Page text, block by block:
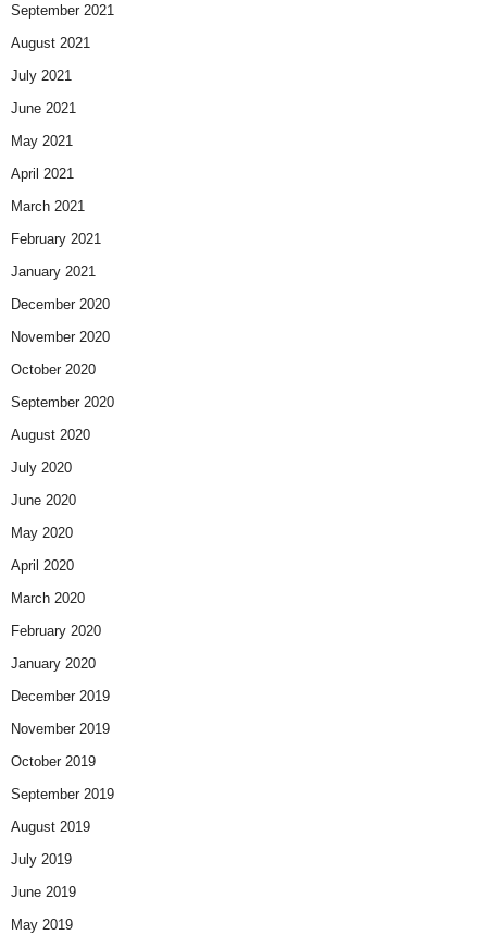
September 2021
August 2021
July 2021
June 2021
May 2021
April 2021
March 2021
February 2021
January 2021
December 2020
November 2020
October 2020
September 2020
August 2020
July 2020
June 2020
May 2020
April 2020
March 2020
February 2020
January 2020
December 2019
November 2019
October 2019
September 2019
August 2019
July 2019
June 2019
May 2019